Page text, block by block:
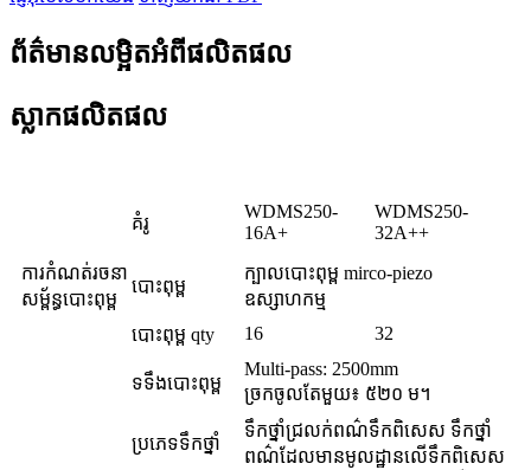
ព័ត៌មានលម្អិតអំពីផលិតផល
ស្លាកផលិតផល
គំរូ
WDMS250-
16A+
WDMS250-
32A++
ការកំណត់រចនា
សម្ព័ន្ធបោះពុម្ព
បោះពុម្ព
ក្បាលបោះពុម្ព mirco-piezo
ឧស្សាហកម្ម
បោះពុម្ព qty
16 32
ទទឹងបោះពុម្ព
Multi-pass: 2500mm
ច្រកចូលតែមួយ៖ ៥២០ ម។
ប្រភេទទឹកថ្នាំ
ទឹកថ្នាំជ្រលក់ពណ៌ទឹកពិសេស ទឹកថ្នាំ
ពណ៌ដែលមានមូលដ្ឋានលើទឹកពិសេស